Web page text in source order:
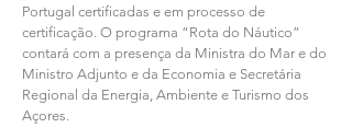
Portugal certificadas e em processo de
certificação. O programa “Rota do Náutico”
contará com a presença da Ministra do Mar e do
Ministro Adjunto e da Economia e Secretária
Regional da Energia, Ambiente e Turismo dos
Açores.